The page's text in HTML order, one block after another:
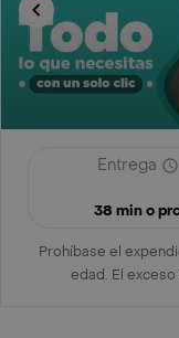
Entrega
38 min o
Prohíbase el
edad. El